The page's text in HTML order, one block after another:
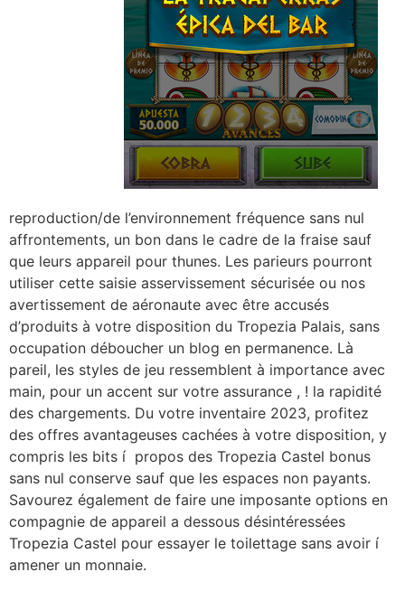
reproduction/de l’environnement fréquence sans nul
affrontements, un bon dans le cadre de la fraise sauf
que leurs appareil pour thunes. Les parieurs pourront
utiliser cette saisie asservissement sécurisée ou nos
avertissement de aéronaute avec être accusés
d’produits à votre disposition du Tropezia Palais, sans
occupation déboucher un blog en permanence. Là
pareil, les styles de jeu ressemblent à importance avec
main, pour un accent sur votre assurance , ! la rapidité
des chargements. Du votre inventaire 2023, profitez
des offres avantageuses cachées à votre disposition, y
compris les bits í propos des Tropezia Castel bonus
sans nul conserve sauf que les espaces non payants.
Savourez également de faire une imposante options en
compagnie de appareil a dessous désintéressées
Tropezia Castel pour essayer le toilettage sans avoir í
amener un monnaie.